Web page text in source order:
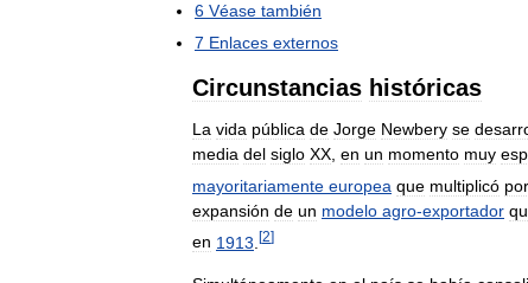
6 Véase también
7 Enlaces externos
Circunstancias históricas
La vida pública de Jorge Newbery se
media del siglo XX en un momento muy
mayoritariamente europea que multiplicó por
expansión de un modelo agro-exportador
en 1913 [2]